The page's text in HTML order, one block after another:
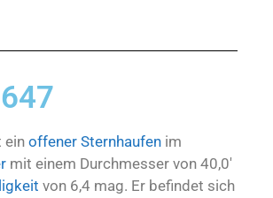
ein offener Sternhaufen im
mit einem Durchmesser von 40,0′
von 6,4 mag. Er befindet sich